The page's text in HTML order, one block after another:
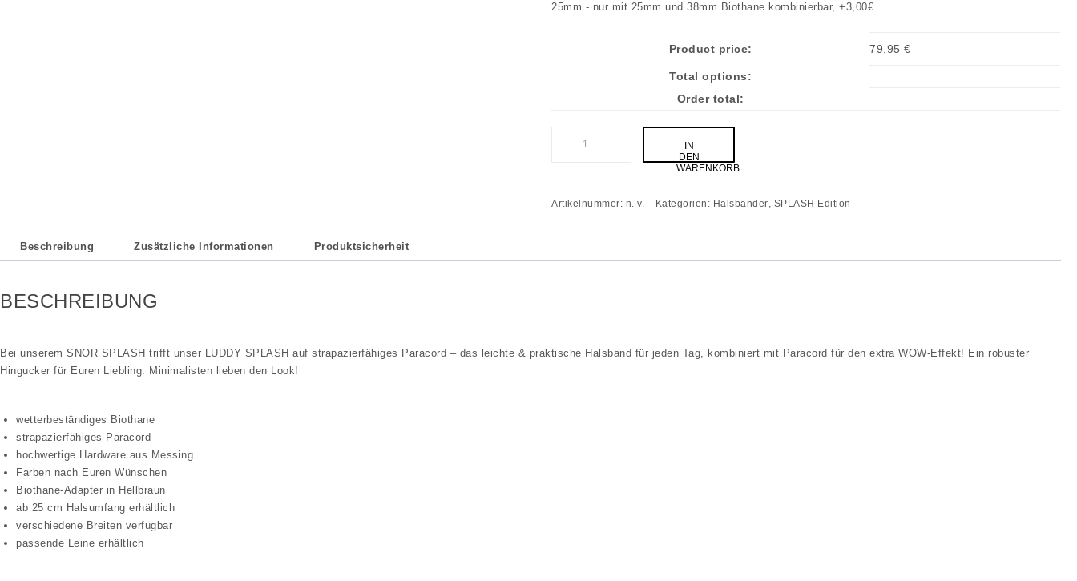
25mm - nur mit 25mm und 38mm Biothane kombinierbar, +3,00€
Product price: 79,95€
Total options:
Order total:
IN
DEN
WARENKORB
Artikelnummer: n. v. Kategorien: Halsbänder, SPLASH Edition
Beschreibung Zusätzliche Informationen Produktsicherheit
BESCHREIBUNG
Bei unserem SNOR SPLASH trifft unser LUDDY SPLASH auf strapazierfähiges Paracord – das leichte & praktische Halsband für jeden Tag, kombiniert mit Paracord für den extra WOW-Effekt! Ein robuster
Hingucker für Euren Liebling. Minimalisten lieben den Look!
wetterbeständiges Biothane
strapazierfähiges Paracord
hochwertige Hardware aus Messing
Farben nach Euren Wünschen
Biothane-Adapter in Hellbraun
ab 25 cm Halsumfang erhältlich
verschiedene Breiten verfügbar
passende Leine erhältlich